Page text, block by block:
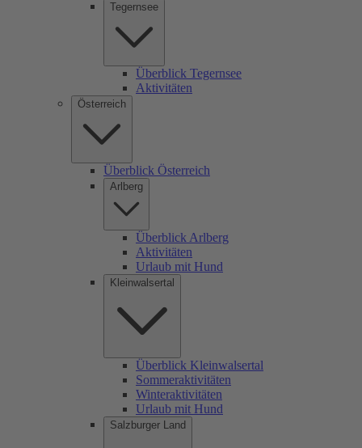
Tegernsee
Überblick Tegernsee
Aktivitäten
Österreich
Überblick Österreich
Arlberg
Überblick Arlberg
Aktivitäten
Urlaub mit Hund
Kleinwalsertal
Überblick Kleinwalsertal
Sommeraktivitäten
Winteraktivitäten
Urlaub mit Hund
Salzburger Land